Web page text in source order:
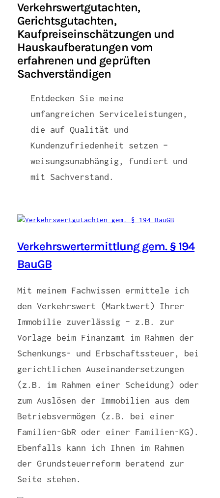
Verkehrswertgutachten,
Gerichtsgutachten,
Kaufpreiseinschätzungen und
Hauskaufberatungen vom
erfahrenen und geprüften
Sachverständigen
Entdecken Sie meine
umfangreichen Serviceleistungen,
die auf Qualität und
Kundenzufriedenheit setzen –
weisungsunabhängig, fundiert und
mit Sachverstand.
Verkehrswertermittlung gem. § 194
BauGB
Mit meinem Fachwissen ermittele ich
den Verkehrswert (Marktwert) Ihrer
Immobilie zuverlässig – z.B. zur
Vorlage beim Finanzamt im Rahmen der
Schenkungs- und Erbschaftssteuer, bei
gerichtlichen Auseinandersetzungen
(z.B. im Rahmen einer Scheidung) oder
zum Auslösen der Immobilien aus dem
Betriebsvermögen (z.B. bei einer
Familien-GbR oder einer Familien-KG).
Ebenfalls kann ich Ihnen im Rahmen
der Grundsteuerreform beratend zur
Seite stehen.